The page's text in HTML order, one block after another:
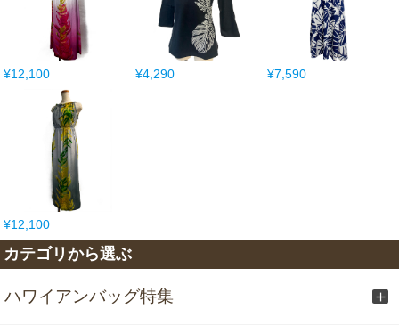
¥12,100 ¥4,290 ¥7,590
¥12,100
カテゴリから選ぶ
ハワイアンバッグ特集